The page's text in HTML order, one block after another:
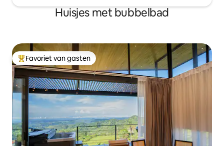
Huisjes met bubbelbad
Topfavoriet van gasten
Favoriet van gasten